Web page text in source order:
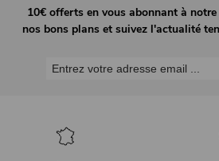
10€ offerts en vous abonnant à
nos bons plans et suivez l'actualité